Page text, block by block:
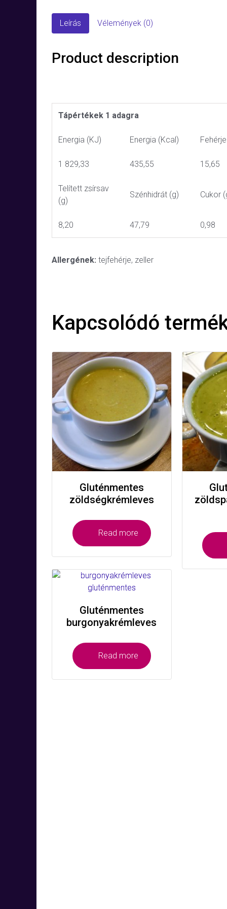
Leírás Vélemények (0)
Product description
Tápértékek 1 adagra
Energia (KJ) Energia (Kcal)
1 829,33 435,55 15,65
Telített zsírsav
(g)
Szénhidrát (g) Cukor
8,20 47,79 0,98
Allergének: tejfehérje, zeller
Kapcsolódó
Gluténmentes
zöldségkrémleves
Read more
Gluténmentes
burgonyakrémleves
Read more